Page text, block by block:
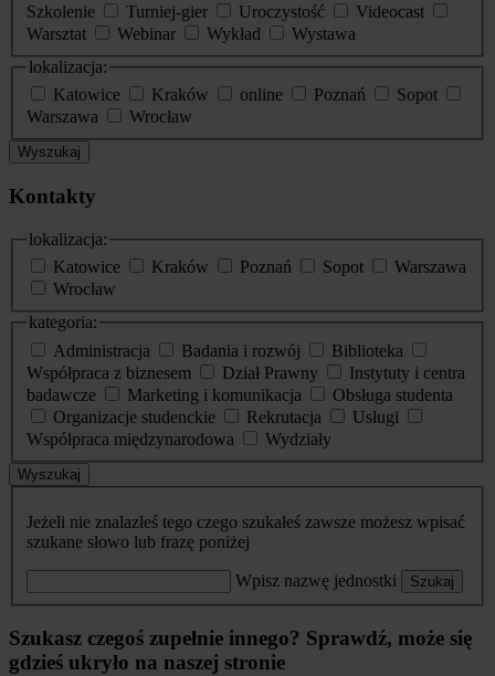
Szkolenie
Turniej-gier Uroczystość
Videocast
Warsztat
Webinar Wykład
Wystawa
lokalizacja:
Katowice
Kraków online Poznań
Sopot
Warszawa
Wrocław
Wyszukaj
Kontakty
lokalizacja:
Katowice
Kraków Poznań Sopot
Warszawa
Wrocław
kategoria:
Administracja
Badania i rozwój
Biblioteka
Współpraca z biznesem
Dział Prawny
Instytuty i centra
badawcze
Marketing i komunikacja
Obsługa studenta
Organizacje studenckie
Rekrutacja
Usługi
Współpraca międzynarodowa
Wydziały
Wyszukaj
Jeżeli nie znalazłeś tego czego szukałeś zawsze możesz wpisać
szukane słowo lub frazę poniżej
Wpisz nazwę jednostki Szukaj
Szukasz czegoś zupełnie innego? Sprawdź, może się
gdzieś ukryło na naszej stronie